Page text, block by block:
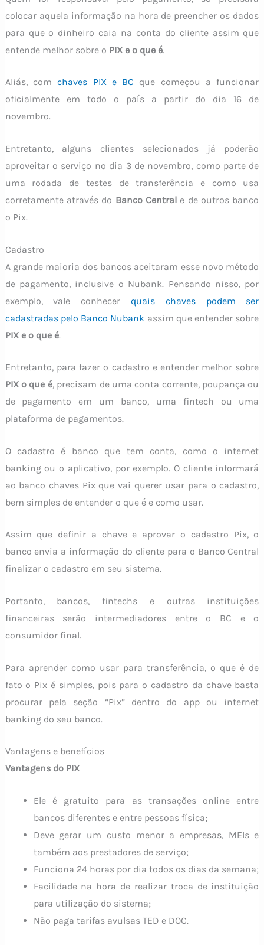
colocar aquela informação na hora de preencher os dados
para que o dinheiro caia na conta do cliente assim que
entende melhor sobre o PIX e o que é.
Aliás, comchaves PIX e BC que começou a funcionar
oficialmente em todo o país a partir do dia 16 de
novembro.
Entretanto, alguns clientes selecionados já poderão
aproveitar o serviço no dia 3 de novembro, como parte de
uma rodada de testes de transferência e como usa
corretamente através do Banco Central e de outros banco
o Pix.
Cadastro
A grande maioria dos bancos aceitaram esse novo método
de pagamento, inclusive o Nubank. Pensando nisso, por
exemplo, vale conhecer quais chaves podem ser
cadastradas pelo Banco Nubank assim que entender sobre
PIX e o que é.
Entretanto, para fazer o cadastro e entender melhor sobre
PIX o que é, precisam de uma conta corrente, poupança ou
de pagamento em um banco, uma fintech ou uma
plataforma de pagamentos.
O cadastro é banco que tem conta, como o internet
banking ou o aplicativo, por exemplo. O cliente informará
ao banco chaves Pix que vai querer usar para o cadastro,
bem simples de entender o que é e como usar.
Assim que definir a chave e aprovar o cadastro Pix, o
banco envia a informação do cliente para o Banco Central
finalizar o cadastro em seu sistema.
Portanto, bancos, fintechs e outras instituições
financeiras serão intermediadores entre o BC e o
consumidor final.
Para aprender como usar para transferência, o que é de
fato o Pix é simples, pois para o cadastro da chave basta
procurar pela seção “Pix” dentro do app ou internet
banking do seu banco.
Vantagens e benefícios
Vantagens do PIX
Ele é gratuito para as transações online entre
bancos diferentes e entre pessoas física;
Deve gerar um custo menor a empresas, MEIs e
também aos prestadores de serviço;
Funciona 24 horas por dia todos os dias da semana;
Facilidade na hora de realizar troca de instituição
para utilização do sistema;
Não paga tarifas avulsas TED e DOC.